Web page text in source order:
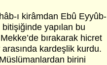
ı kirâmdan Ebû Eyyûb-
yapılan bu
bırakarak hicret
kardeşlik kurdu.
birini